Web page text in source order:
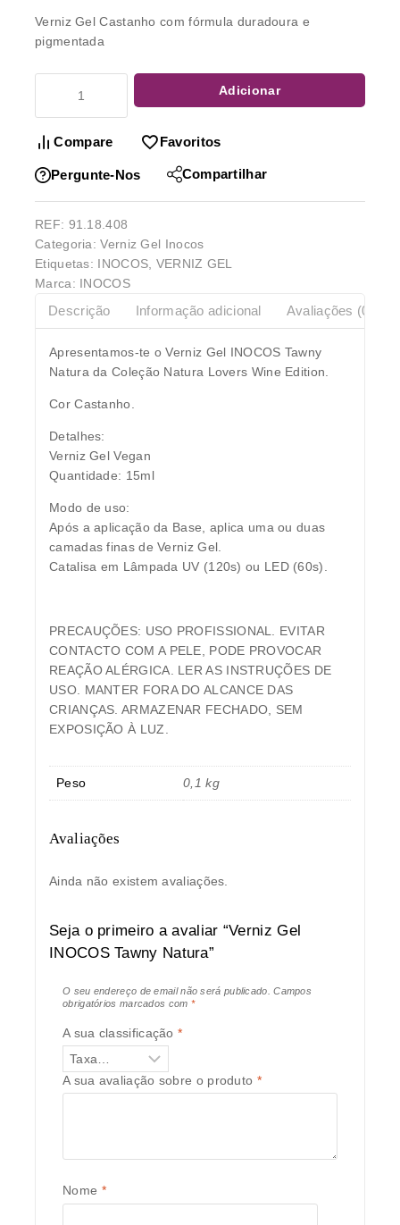
Verniz Gel Castanho com fórmula duradoura e
pigmentada
Adicionar
Compare Favoritos
Pergunte-Nos Compartilhar
REF: 91.18.408
Categoria:Verniz Gel Inocos
Etiquetas: INOCOS VERNIZ GEL
Marca: INOCOS
Descrição Informação adicional Avaliações (0)
Apresentamos-te o Verniz Gel INOCOS Tawny
Natura da Coleção Natura Lovers Wine Edition.
Cor Castanho.
Detalhes:
Verniz Gel Vegan
Quantidade: 15ml
Modo de uso:
Após a aplicação da Base, aplica uma ou duas
camadas finas de Verniz Gel.
Catalisa em Lâmpada UV (120s) ou LED (60s).
PRECAUÇÕES: USO PROFISSIONAL. EVITAR
CONTACTO COM A PELE, PODE PROVOCAR
REAÇÃO ALÉRGICA. LER AS INSTRUÇÕES DE
USO. MANTER FORA DO ALCANCE DAS
CRIANÇAS. ARMAZENAR FECHADO, SEM
EXPOSIÇÃO À LUZ.
Peso 0,1 kg
Avaliações
Ainda não existem avaliações.
Seja o primeiro a avaliar “Verniz Gel
INOCOS Tawny Natura”
O seu endereço de email não será publicado.
Campos
obrigatórios marcados com *
A sua classificação*
A sua avaliação sobre o produto *
Nome *